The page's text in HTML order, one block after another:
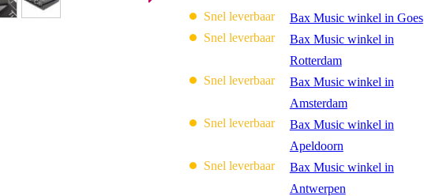
Snel leverbaar Bax Music winkel in Goes
Snel leverbaar
Bax Music winkel in
Rotterdam
Snel leverbaar
Bax Music winkel in
Amsterdam
Snel leverbaar
Bax Music winkel in
Apeldoorn
Snel leverbaar
Bax Music winkel in
Antwerpen